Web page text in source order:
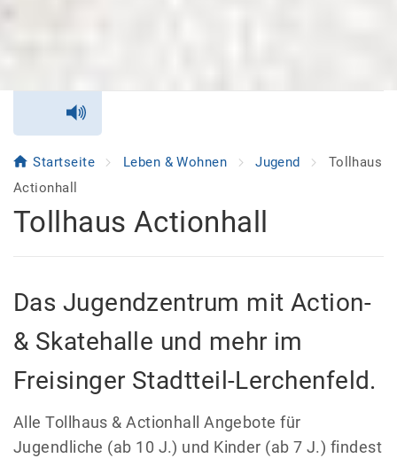
Startseite Leben & Wohnen Jugend
Tollhaus
Actionhall
Tollhaus Actionhall
Das Jugendzentrum mit Action-
& Skatehalle und mehr im
Freisinger Stadtteil-Lerchenfeld.
Alle Tollhaus & Actionhall Angebote für
Jugendliche (ab 10 J.) und Kinder (ab 7 J.) findest